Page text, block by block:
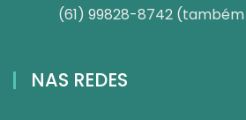
(61) 99828-8742
NAS REDES